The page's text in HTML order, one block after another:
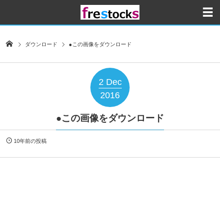
ダウンロード ●この画像をダウンロード
2 Dec
2016
●この画像をダウンロード
10年前の投稿